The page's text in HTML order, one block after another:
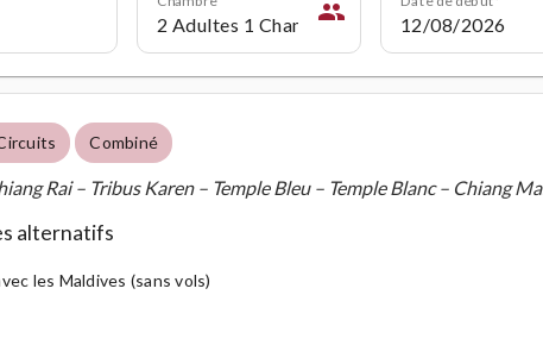
people
Combiné
Rai – Tribus Karen – Temple Bleu – Temple Blanc – Chiang
alternatifs
les Maldives (sans vols)